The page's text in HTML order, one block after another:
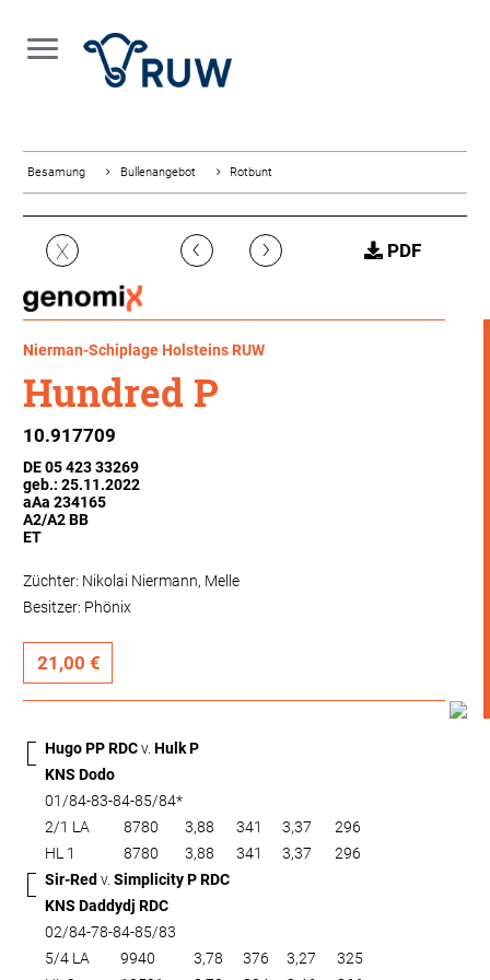
Besamung Bullenangebot Rotbunt
X ‹ › PDF
Nierman-Schiplage Holsteins RUW
Hundred P
10.917709
DE 05 423 33269
geb.: 25.11.2022
aAa 234165
A2/A2 BB
ET
Züchter: Nikolai Niermann, Melle
Besitzer: Phönix
21,00 €
Hugo PP RDCv. Hulk P
KNS Dodo
01/84-83-84-85/84*
2/1 LA
8780 3,88 341 3,37
296
HL 1
8780 3,88 341 3,37
296
Sir-Red v. Simplicity P RDC
KNS Daddydj RDC
02/84-78-84-85/83
5/4 LA
9940 3,78 376 3,27
325